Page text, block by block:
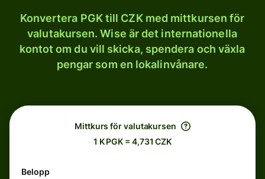
Konvertera PGK till CZK med mittkursen för
valutakursen. Wise är det internationella
kontot om du vill skicka, spendera och växla
pengar som en lokalinvånare.
Mittkurs för valutakursen
1 K PGK = 4,731 CZK
Belopp